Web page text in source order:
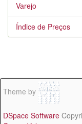
Varejo
Índice de Preços
Theme by
DSpace Software